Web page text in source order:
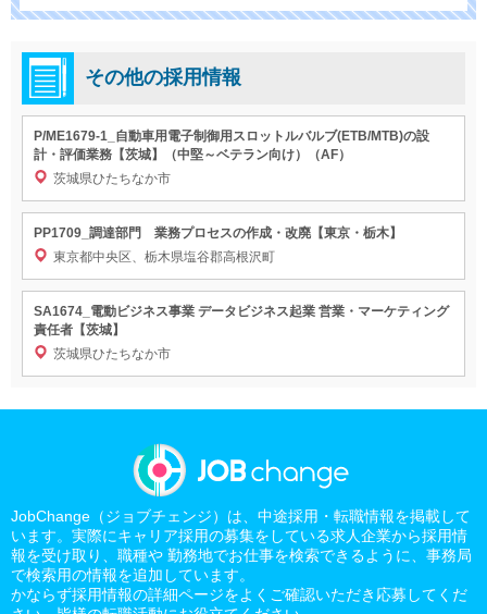
その他の採用情報
P/ME1679-1_自動車用電子制御用スロットルバルブ(ETB/MTB)の設
計・評価業務【茨城】（中堅～ベテラン向け）（AF）
茨城県ひたちなか市
PP1709_調達部門 業務プロセスの作成・改廃【東京・栃木】
東京都中央区、栃木県塩谷郡高根沢町
SA1674_電動ビジネス事業 データビジネス起業 営業・マーケティング
責任者【茨城】
茨城県ひたちなか市
JobChange（ジョブチェンジ）は、中途採用・転職情報を掲載して
います。実際にキャリア採用の募集をしている求人企業から採用情
報を受け取り、職種や 勤務地でお仕事を検索できるように、事務局
で検索用の情報を追加しています。
かならず採用情報の詳細ページをよくご確認いただき応募してくだ